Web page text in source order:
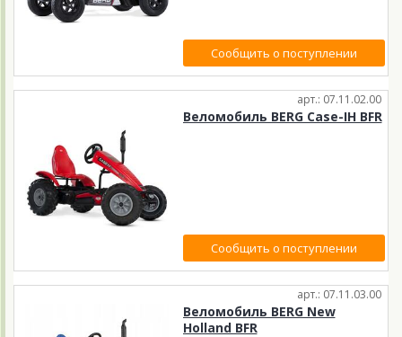
Сообщить о поступлении
арт.: 07.11.02.00
Веломобиль BERG Case-IH BFR
Сообщить о поступлении
арт.: 07.11.03.00
Веломобиль BERG New
Holland BFR